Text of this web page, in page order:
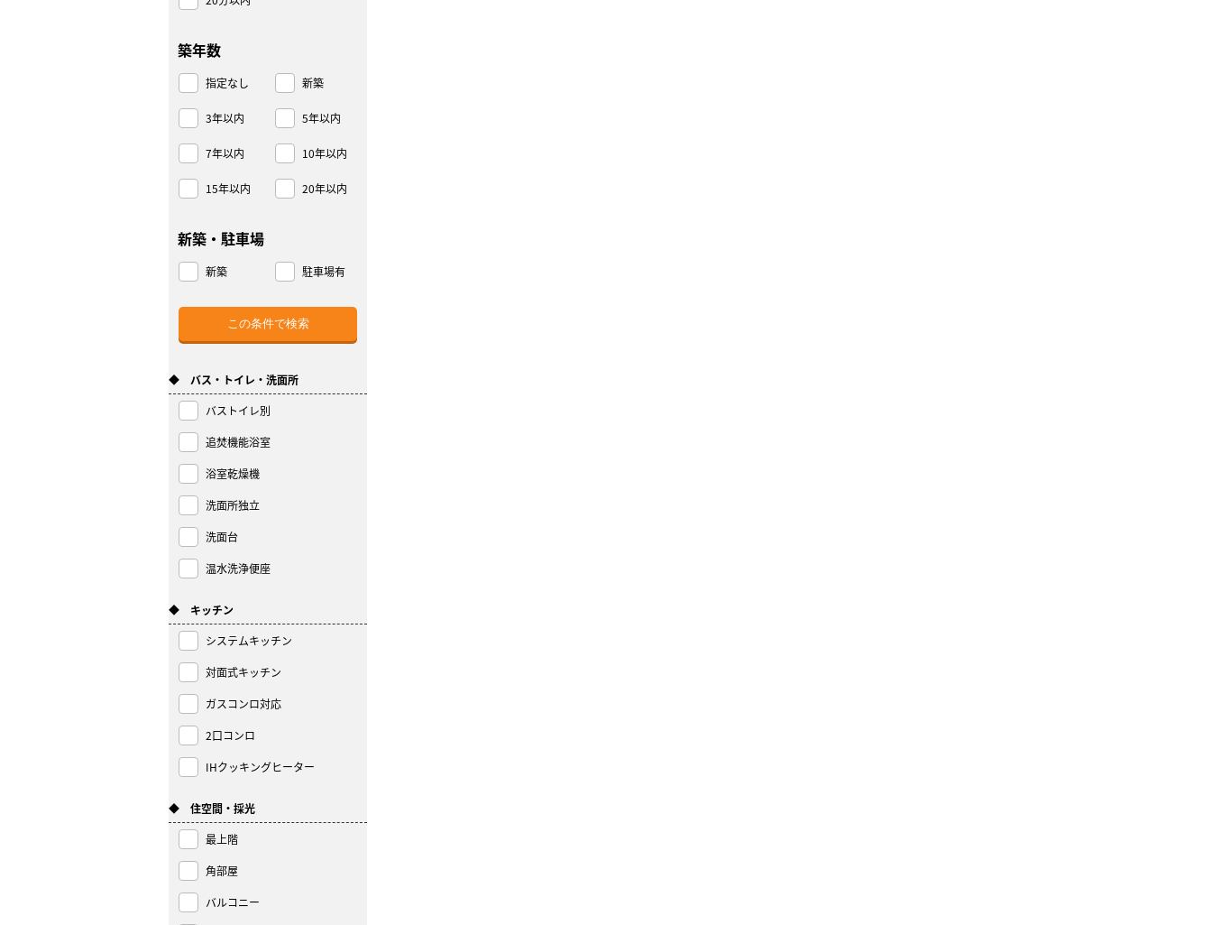
築年数
指定なし 新築
3年以内 5年以内
7年以内 10年以内
15年以内 20年以内
新築・駐車場
新築 駐車場有
◆ バス・トイレ・洗面所
バストイレ別
追焚機能浴室
浴室乾燥機
洗面所独立
洗面台
温水洗浄便座
◆ キッチン
システムキッチン
対面式キッチン
ガスコンロ対応
2口コンロ
IHクッキングヒーター
◆ 住空間・採光
最上階
角部屋
バルコニー